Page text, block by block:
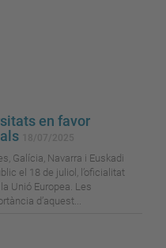
en favor
Galícia, Navarra i Euskadi
el 18 de juliol, l’oficialitat
Unió Europea. Les
d’aquest...